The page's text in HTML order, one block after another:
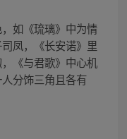
如《琉璃》中为情
凤，《长安诺》里
《与君歌》中心机
分饰三角且各有